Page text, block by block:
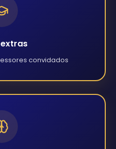
convidados